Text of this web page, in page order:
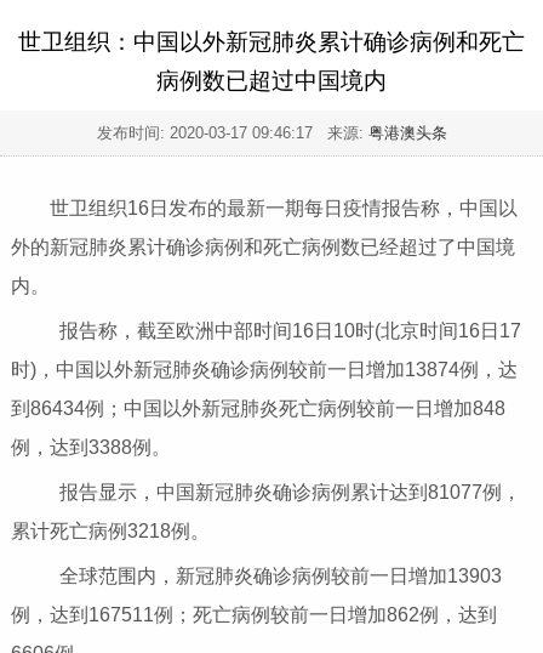
世卫组织：中国以外新冠肺炎累计确诊病例和死亡
病例数已超过中国境内
发布时间: 2020-03-17 09:46:17来源: 粤港澳头条
世卫组织16日发布的最新一期每日疫情报告称，中国以
外的新冠肺炎累计确诊病例和死亡病例数已经超过了中国境
内。
报告称，截至欧洲中部时间16日10时(北京时间16日17
时)，中国以外新冠肺炎确诊病例较前一日增加13874例，达
到86434例；中国以外新冠肺炎死亡病例较前一日增加848
例，达到3388例。
报告显示，中国新冠肺炎确诊病例累计达到81077例，
累计死亡病例3218例。
全球范围内，新冠肺炎确诊病例较前一日增加13903
例，达到167511例；死亡病例较前一日增加862例，达到